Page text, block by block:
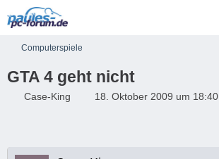
Computerspiele
GTA 4 geht nicht
Case-King 18. Oktober 2009 um 18:40